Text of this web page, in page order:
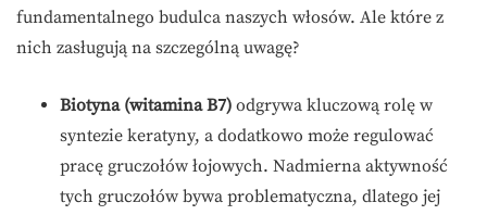
fundamentalnego budulca naszych włosów. Ale które z
nich zasługują na szczególną uwagę?
Biotyna (witamina B7) odgrywa kluczową rolę w
syntezie keratyny, a dodatkowo może regulować
pracę gruczołów łojowych. Nadmierna aktywność
tych gruczołów bywa problematyczna, dlatego jej